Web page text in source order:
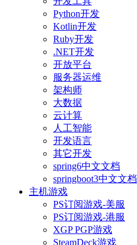
Python开发
Kotlin开发
Ruby开发
.NET开发
开放平台
服务器运维
架构师
大数据
云计算
人工智能
开发语言
其它开发
spring6中文文档
springboot3中文文档
主机游戏
PS订阅游戏-美服
PS订阅游戏-港服
XGP PGP游戏
SteamDeck游戏